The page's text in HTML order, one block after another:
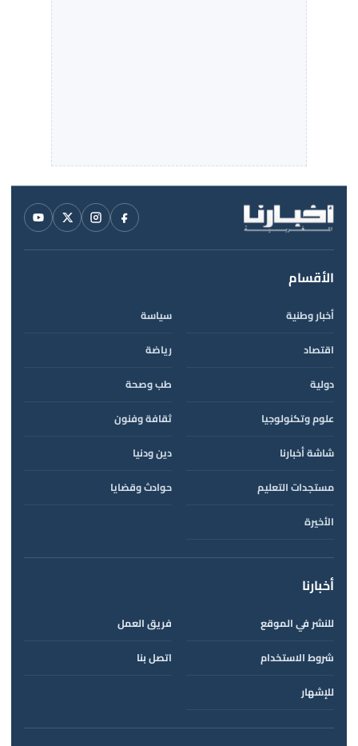
الأقسام
أخبار وطنية
سياسة
اقتصاد
رياضة
دولية
طب وصحة
علوم وتكنولوجيا
ثقافة وفنون
شاشة أخبارنا
دين ودنيا
مستجدات التعليم
حوادث وقضايا
الأخيرة
أخبارنا
للنشر في الموقع
فريق العمل
شروط الاستخدام
اتصل بنا
للإشهار